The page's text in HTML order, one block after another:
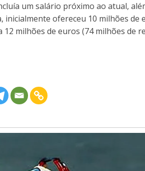
um salário próximo ao atual,
inicialmente ofereceu 10 milhões de
milhões de euros (74 milhões de